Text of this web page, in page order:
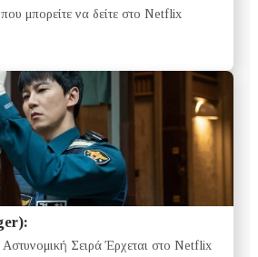
μπορείτε να δείτε στο Netflix
Σειρά Έρχεται στο Netflix